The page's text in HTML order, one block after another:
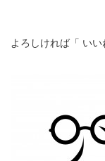
よろしければ「 い